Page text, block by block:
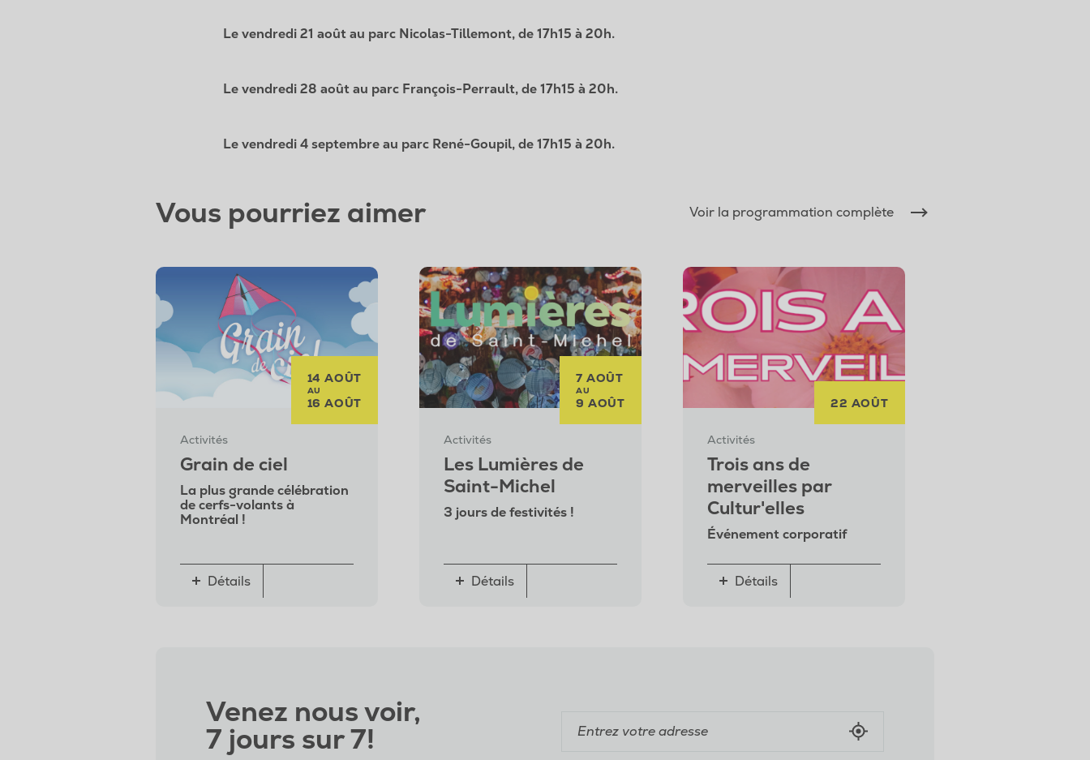
Le vendredi 21 août au parc Nicolas-Tillemont, de 17h15 à 20h.
Le vendredi 28 août au parc François-Perrault, de 17h15 à 20h.
Le vendredi 4 septembre au parc René-Goupil, de 17h15 à 20h.
Vous pourriez aimer Voir la programmation complète
14 AOÛT
AU
16 AOÛT
Activités
Grain de ciel
La plus grande célébration
de cerfs-volants à
Montréal !
Détails
7 AOÛT
AU
9 AOÛT
Activités
Les Lumières de
Saint-Michel
3 jours de festivités !
Détails
22 AOÛT
Activités
Trois ans de
merveilles par
Cultur'elles
Événement corporatif
Détails
Venez nous voir,
7 jours sur 7!